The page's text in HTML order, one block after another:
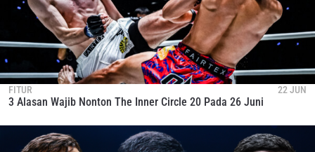
FITUR 22 JUN
3 Alasan Wajib Nonton The Inner Circle 20 Pada 26 Juni